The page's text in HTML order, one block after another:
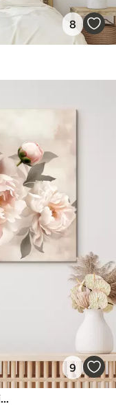
8
9
Abstraktne roosades toonides pojengide kimp